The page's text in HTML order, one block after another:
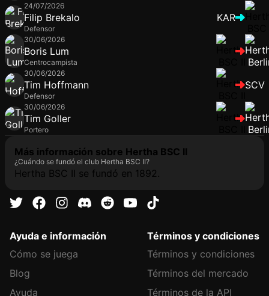
24/07/2026
Filip Brekalo
Defensor
KAR
30/06/2026
Boris Lum
Centrocampista
30/06/2026
Tim Hoffmann
Defensor
SCV
30/06/2026
Tim Goller
Portero
Más información sobre Hertha BSC II
¿Cuándo se fundó el club Hertha BSC II?
Hertha BSC II se fundó en 1892.
Ayuda e información
Cómo se juega
Blog
Ayuda
Términos y condiciones
Términos y condiciones
Términos del mercado
Términos de la API